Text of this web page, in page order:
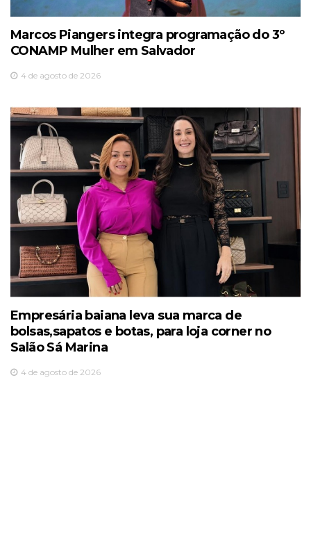
Marcos Piangers integra programação do 3º
CONAMP Mulher em Salvador
4 de agosto de 2026
Empresária baiana leva sua marca de
bolsas,sapatos e botas, para loja corner no
Salão Sá Marina
4 de agosto de 2026